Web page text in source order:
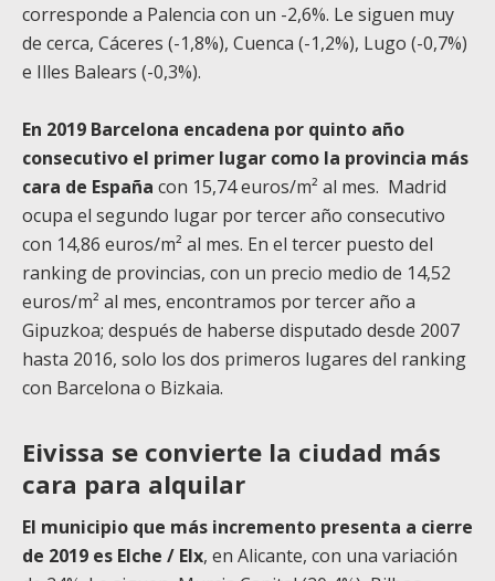
corresponde a Palencia con un -2,6%. Le siguen muy
de cerca, Cáceres (-1,8%), Cuenca (-1,2%), Lugo (-0,7%)
e Illes Balears (-0,3%).
En 2019 Barcelona encadena por quinto año
consecutivo el primer lugar como la provincia más
cara de España con 15,74 euros/m² al mes. Madrid
ocupa el segundo lugar por tercer año consecutivo
con 14,86 euros/m² al mes. En el tercer puesto del
ranking de provincias, con un precio medio de 14,52
euros/m² al mes, encontramos por tercer año a
Gipuzkoa; después de haberse disputado desde 2007
hasta 2016, solo los dos primeros lugares del ranking
con Barcelona o Bizkaia.
Eivissa se convierte la ciudad más
cara para alquilar
El municipio que más incremento presenta a cierre
de 2019 es Elche / Elx, en Alicante, con una variación